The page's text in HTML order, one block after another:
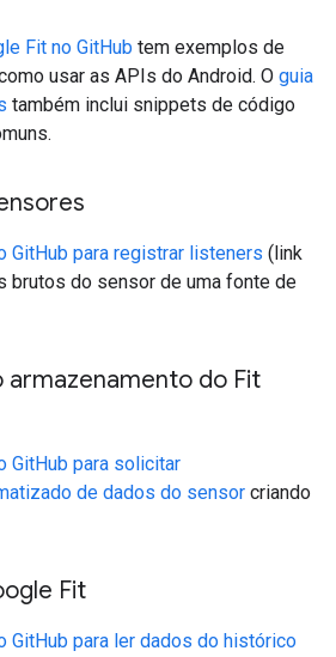
Fit no GitHub tem exemplos de
usar as APIs do Android. O guia
também inclui snippets de código
GitHub para registrar listeners (link
brutos do sensor de uma fonte de
armazenamento do Fit
GitHub para solicitar
de dados do sensor criando
Fit
GitHub para ler dados do histórico